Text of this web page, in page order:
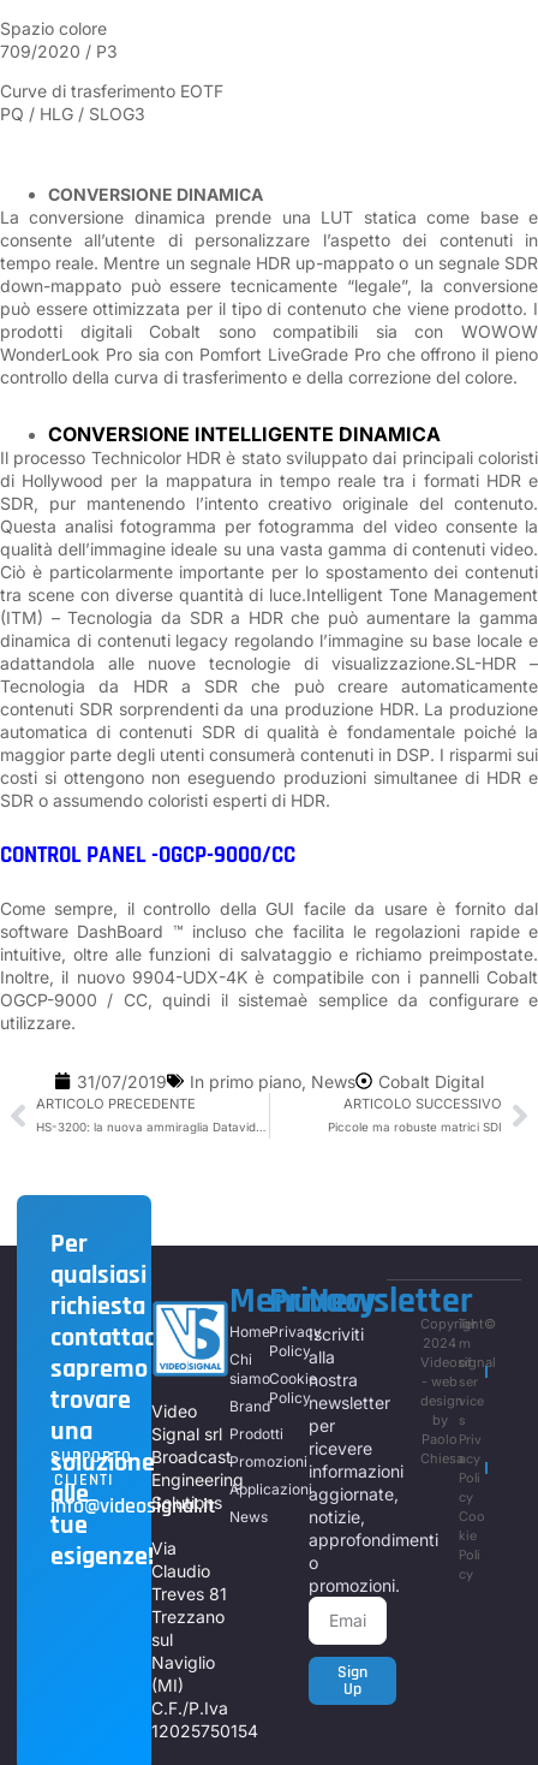
Spazio colore
709/2020 / P3
Curve di trasferimento EOTF
PQ / HLG / SLOG3
CONVERSIONE DINAMICA
La conversione dinamica prende una LUT statica come base e
consente all’utente di personalizzare l’aspetto dei contenuti in
tempo reale. Mentre un segnale HDR up-mappato o un segnale SDR
down-mappato può essere tecnicamente “legale”, la conversione
può essere ottimizzata per il tipo di contenuto che viene prodotto. I
prodotti digitali Cobalt sono compatibili sia con WOWOW
WonderLook Pro sia con Pomfort LiveGrade Pro che offrono il pieno
controllo della curva di trasferimento e della correzione del colore.
CONVERSIONE INTELLIGENTE DINAMICA
Il processo Technicolor HDR è stato sviluppato dai principali coloristi
di Hollywood per la mappatura in tempo reale tra i formati HDR e
SDR, pur mantenendo l’intento creativo originale del contenuto.
Questa analisi fotogramma per fotogramma del video consente la
qualità dell’immagine ideale su una vasta gamma di contenuti video.
Ciò è particolarmente importante per lo spostamento dei contenuti
tra scene con diverse quantità di luce.Intelligent Tone Management
(ITM) – Tecnologia da SDR a HDR che può aumentare la gamma
dinamica di contenuti legacy regolando l’immagine su base locale e
adattandola alle nuove tecnologie di visualizzazione.SL-HDR –
Tecnologia da HDR a SDR che può creare automaticamente
contenuti SDR sorprendenti da una produzione HDR. La produzione
automatica di contenuti SDR di qualità è fondamentale poiché la
maggior parte degli utenti consumerà contenuti in DSP. I risparmi sui
costi si ottengono non eseguendo produzioni simultanee di HDR e
SDR o assumendo coloristi esperti di HDR.
CONTROL PANEL -OGCP-9000/CC
Come sempre, il controllo della GUI facile da usare è fornito dal
software DashBoard ™ incluso che facilita le regolazioni rapide e
intuitive, oltre alle funzioni di salvataggio e richiamo preimpostate.
Inoltre, il nuovo 9904-UDX-4K è compatibile con i pannelli Cobalt
OGCP-9000 / CC, quindi il sistemaè semplice da configurare e
utilizzare.
31/07/2019 In primo piano, News Cobalt Digital
ARTICOLO PRECEDENTE ARTICOLO SUCCESSIVO
Piccole ma robuste matrici SDI
Per
qualsiasi
richiesta
contattaci,
sapremo
trovare
una
soluzione
alle
tue
esigenze!
SUPPORTO
CLIENTI
info@videosignal.it
Video
Signal srl
Broadcast
Engineering
Solutions
Via
Claudio
Treves 81
Trezzano
sul
Naviglio
(MI)
C.F./P.Iva
12025750154
Menu
Home
Chi
siamo
Brand
Prodotti
Promozioni
Applicazioni
News
Privacy
Privacy
Policy
Cookie
Policy
Newsletter
Iscriviti
alla
nostra
newsletter
per
ricevere
informazioni
aggiornate,
notizie,
approfondimenti
o
promozioni.
Sign
Up
Copyright©
2024
Videosignal
- web
design
by
Paolo
Chiesa
Ter
m
of
ser
vice
s
Priv
acy
Poli
cy
Coo
kie
Poli
cy